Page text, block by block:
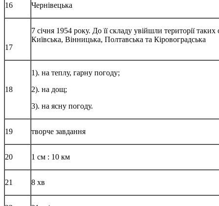
16 Чернівецька
17
7 січня 1954 року. До її складу увійшли території таких
Київська, Вінницька, Полтавська та Кіровоградська
18
1). на теплу, гарну погоду;
2). на дощ;
3). на ясну погоду.
19 творче завдання
20 1 см : 10 км
21 8 хв